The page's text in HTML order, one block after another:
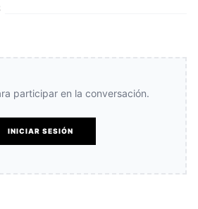
participar en la conversación.
INICIAR SESIÓN